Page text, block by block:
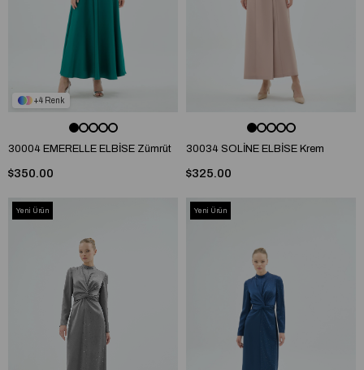
4
30004 EMERELLE ELBİSE Zümrüt
$350.00
30034 SOLİNE ELBİSE Krem
$325.00
Yeni Ürün Yeni Ürün